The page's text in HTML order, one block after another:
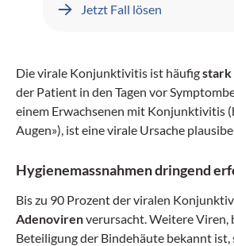
Jetzt Fall lösen
Die virale Konjunktivitis ist häufig
der Patient in den Tagen vor
einem Erwachsenen mit Konjunktivitis
Augen»), ist eine virale Ursache
Hygienemassnahmen dringend
Bis zu 90 Prozent der viralen
Adenovirenverursacht. Weitere Viren,
Beteiligung der Bindehäute bekannt ist,